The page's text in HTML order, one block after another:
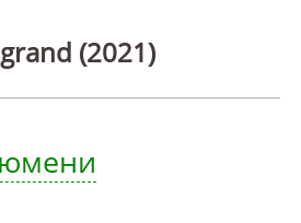
(2021)